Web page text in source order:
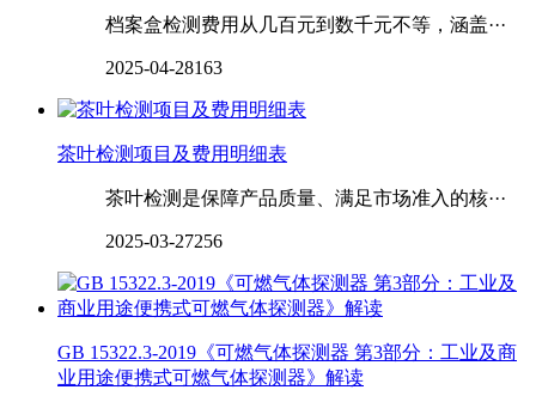
档案盒检测费用从几百元到数千元不等，涵盖···
2025-04-28163
茶叶检测项目及费用明细表
茶叶检测是保障产品质量、满足市场准入的核···
2025-03-27256
GB 15322.3-2019《可燃气体探测器 第3部分：工业及商
业用途便携式可燃气体探测器》解读